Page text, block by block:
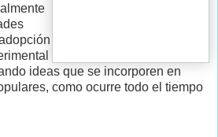
ideas que se incorporen en
como ocurre todo el tiempo